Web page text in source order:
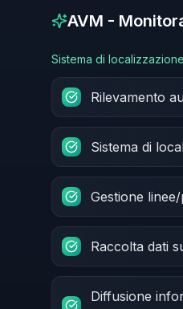
AVM -
Sistema di
Rilevamento
Sistema di
Gestione
Raccolta dati
Diffusione